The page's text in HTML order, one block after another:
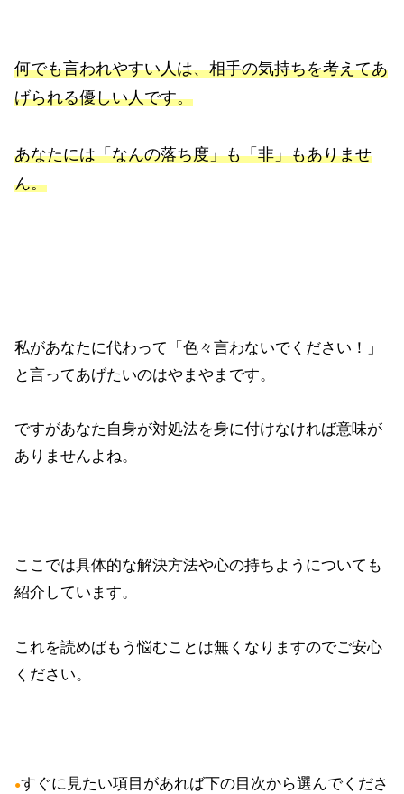
何でも言われやすい人は、相手の気持ちを考えてあ
げられる優しい人です。
あなたには「なんの落ち度」も「非」もありませ
ん。
私があなたに代わって「色々言わないでください！」
と言ってあげたいのはやまやまです。
ですがあなた自身が対処法を身に付けなければ意味が
ありませんよね。
ここでは具体的な解決方法や心の持ちようについても
紹介しています。
これを読めばもう悩むことは無くなりますのでご安心
ください。
●すぐに見たい項目があれば下の目次から選んでくださ